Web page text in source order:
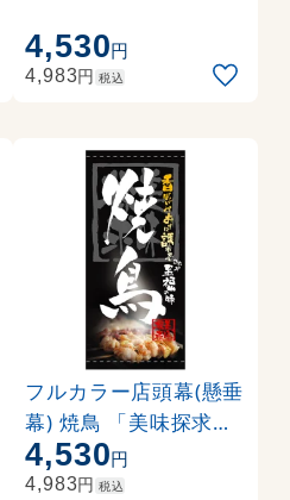
4,530円
4,983円 税込
フルカラー店頭幕(懸垂
幕) 焼鳥 「美味探求」
黒・白抜 素材:ポンジ (
3497)
4,530円
4,983円 税込